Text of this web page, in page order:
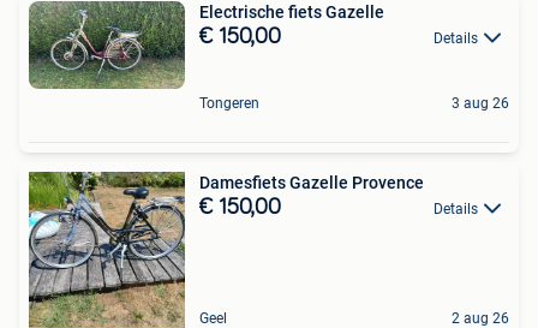
Electrische fiets Gazelle
€ 150,00 Details
Tongeren 3 aug 26
Damesfiets Gazelle Provence
€ 150,00 Details
Geel 2 aug 26